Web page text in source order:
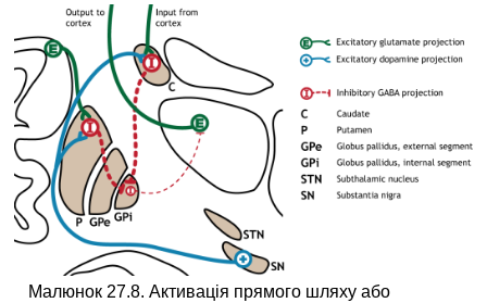
Малюнок 27.8. Активація прямого шляху або